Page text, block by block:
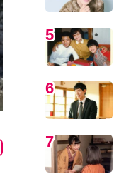
5
6
7